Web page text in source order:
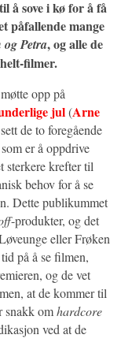
å sove i kø for å få
påfallende mange
og Petra, og alle de
filmer.
opp på
jul(Arne
de to foregående
er å oppdrive
sterkere krefter til
behov for å se
Dette publikummet
-produkter, og det
eller Frøken
på å se filmen,
og de vet
at de kommer til
snakk omhardcore
ved at de